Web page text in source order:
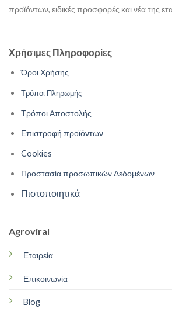
Χρήσιμες Πληροφορίες
Όροι Χρήσης
Τρόποι Πληρωμής
Τρόποι Αποστολής
Επιστροφή προϊόντων
Cookies
Προστασία προσωπικών Δεδομένων
Πιστοποιητικά
Agroviral
Εταιρεία
Επικοινωνία
Blog
προϊόντων, ειδικές προσφορές και νέα της